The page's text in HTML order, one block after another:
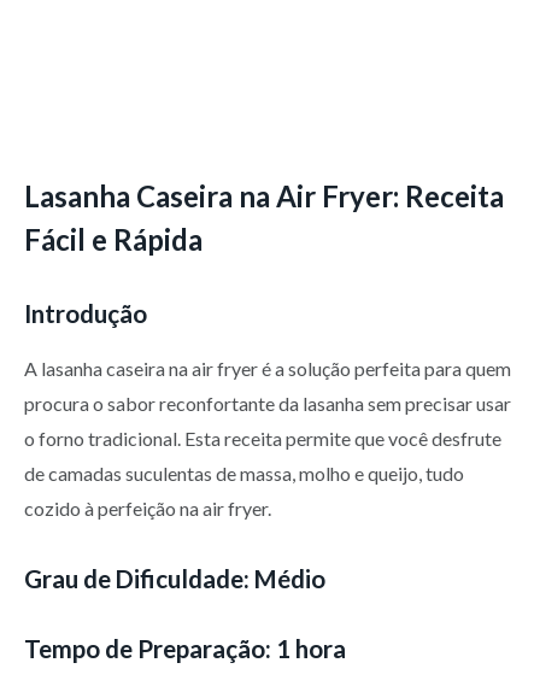
Lasanha Caseira na Air Fryer: Receita
Fácil e Rápida
Introdução
A lasanha caseira na air fryer é a solução perfeita para quem
procura o sabor reconfortante da lasanha sem precisar usar
o forno tradicional. Esta receita permite que você desfrute
de camadas suculentas de massa, molho e queijo, tudo
cozido à perfeição na air fryer.
Grau de Dificuldade: Médio
Tempo de Preparação: 1 hora